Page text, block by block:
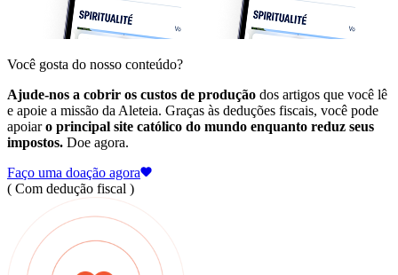
Você gosta do nosso conteúdo?
Ajude-nos a cobrir os custos de produção dos artigos que você lê
e apoie a missão da Aleteia. Graças às deduções fiscais, você pode
apoiaro principal site católico do mundo enquanto reduz seus
impostos. Doe agora.
Faço uma doação agora
( Com dedução fiscal )